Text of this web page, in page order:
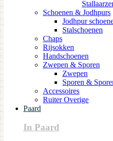
Schoenen & Jodhpurs
Jodhpur
Stalschoenen
Chaps
Rijsokken
Handschoenen
Zwepen & Sporen
Zwepen
Sporen &
Accessoires
Ruiter Overige
Paard
In Paard